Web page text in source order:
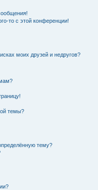
то с этой конференции!
моих друзей и недругов?
темы?
тему?